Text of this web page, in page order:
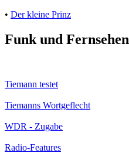
• Der kleine Prinz
Funk und Fernsehen
Tiemann testet
Tiemanns Wortgeflecht
WDR - Zugabe
Radio-Features